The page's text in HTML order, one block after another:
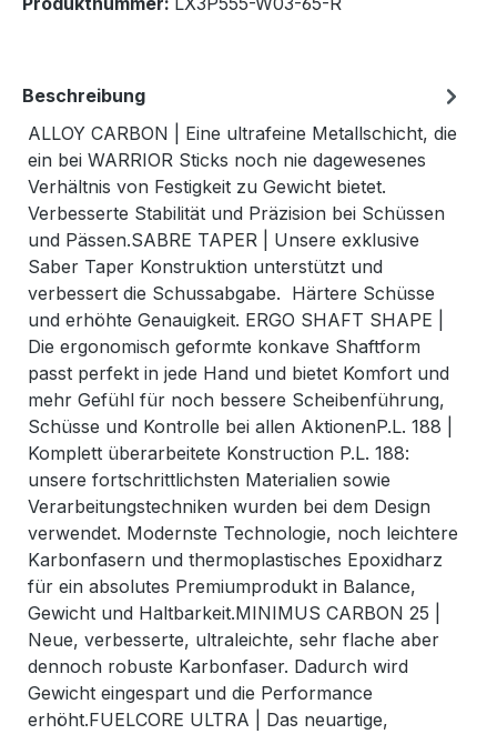
Beschreibung
ALLOY CARBON | Eine ultrafeine Metallschicht, die
ein bei WARRIOR Sticks noch nie dagewesenes
Verhältnis von Festigkeit zu Gewicht bietet.
Verbesserte Stabilität und Präzision bei Schüssen
und Pässen.SABRE TAPER | Unsere exklusive
Saber Taper Konstruktion unterstützt und
verbessert die Schussabgabe. Härtere Schüsse
und erhöhte Genauigkeit. ERGO SHAFT SHAPE |
Die ergonomisch geformte konkave Shaftform
passt perfekt in jede Hand und bietet Komfort und
mehr Gefühl für noch bessere Scheibenführung,
Schüsse und Kontrolle bei allen AktionenP.L. 188 |
Komplett überarbeitete Konstruction P.L. 188:
unsere fortschrittlichsten Materialien sowie
Verarbeitungstechniken wurden bei dem Design
verwendet. Modernste Technologie, noch leichtere
Karbonfasern und thermoplastisches Epoxidharz
für ein absolutes Premiumprodukt in Balance,
Gewicht und Haltbarkeit.MINIMUS CARBON 25 |
Neue, verbesserte, ultraleichte, sehr flache aber
dennoch robuste Karbonfaser. Dadurch wird
Gewicht eingespart und die Performance
erhöht.FUELCORE ULTRA | Das neuartige,